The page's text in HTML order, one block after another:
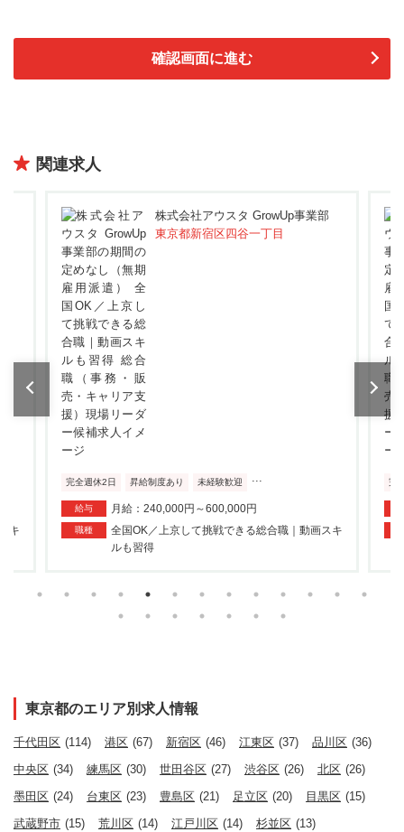
関連求人
キ
株式会社アウスタ GrowUp事業部
東京都新宿区四谷一丁目
完全週休2日 昇給制度あり 未経験歓迎
給与 月給：240,000円～600,000円
職種
全国OK／上京して挑戦できる総合職｜動画スキ
ルも習得
完
東京都のエリア別求人情報
千代田区 (114) 港区 (67) 新宿区 (46) 江東区 (37) 品川区 (36)
中央区 (34) 練馬区 (30) 世田谷区 (27) 渋谷区 (26) 北区 (26)
墨田区 (24) 台東区 (23) 豊島区 (21) 足立区 (20) 目黒区 (15)
武蔵野市 (15) 荒川区 (14) 江戸川区 (14) 杉並区 (13)